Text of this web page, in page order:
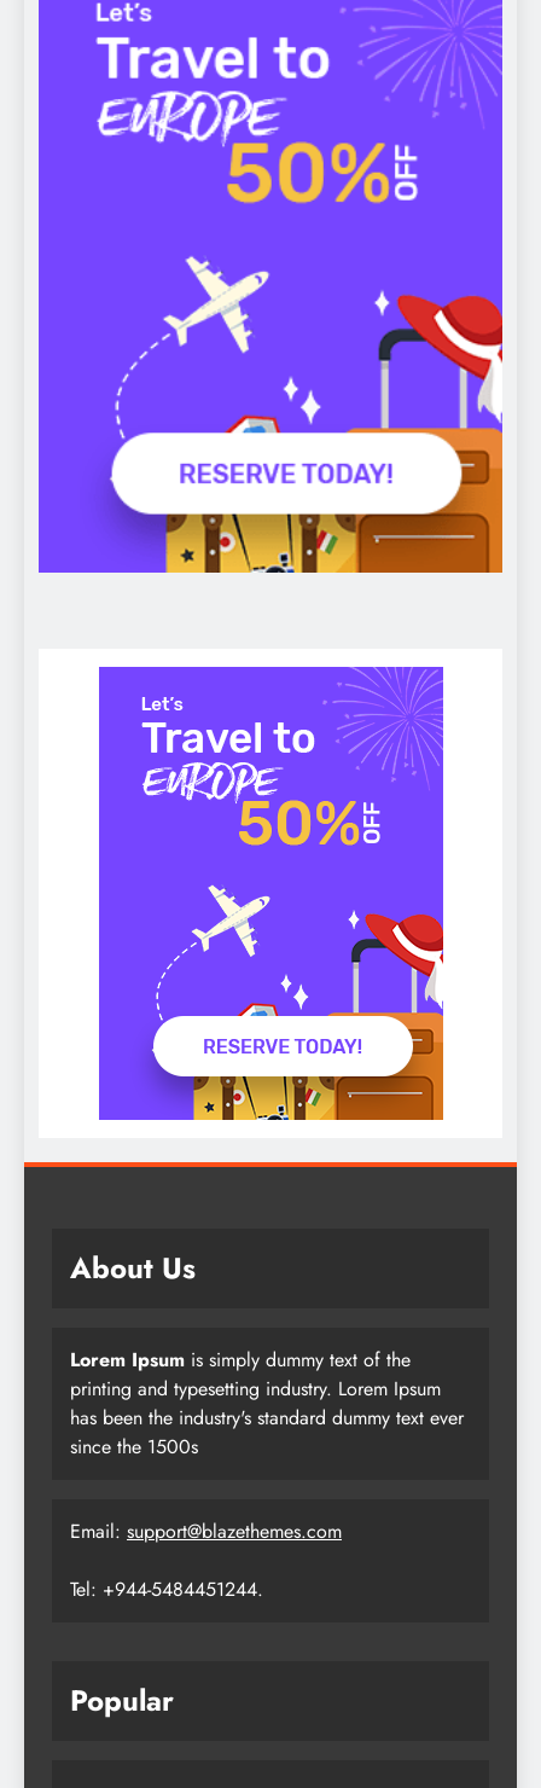
About Us
Lorem Ipsum is simply dummy text of the
printing and typesetting industry. Lorem Ipsum
has been the industry's standard dummy text ever
since the 1500s
Email: support@blazethemes.com
Tel: +944-5484451244.
Popular